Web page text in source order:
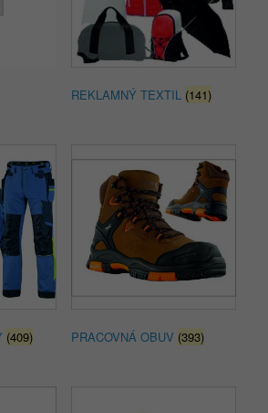
REKLAMNÝ TEXTIL (141)
(409) PRACOVNÁ OBUV (393)